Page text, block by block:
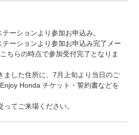
テーションより参加お申込み。
テーションより参加お申込み完了メー
ちらの時点で参加受付完了となりま
ました住所に、7月上旬より当日のご
Honda チケット・誓約書などを
ってご来場ください。